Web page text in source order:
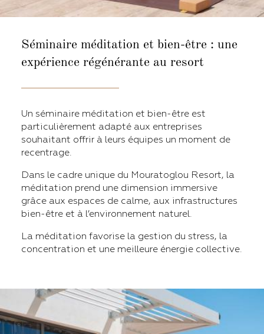
Séminaire méditation et bien-être : une
expérience régénérante au resort
Un séminaire méditation et bien-être est
particulièrement adapté aux entreprises
souhaitant offrir à leurs équipes un moment de
recentrage.
Dans le cadre unique du Mouratoglou Resort, la
méditation prend une dimension immersive
grâce aux espaces de calme, aux infrastructures
bien-être et à l’environnement naturel.
La méditation favorise la gestion du stress, la
concentration et une meilleure énergie collective.